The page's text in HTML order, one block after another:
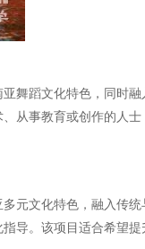
舞蹈文化特色，同时
从事教育或创作的人
元文化特色，融入传
导。该项目适合希望